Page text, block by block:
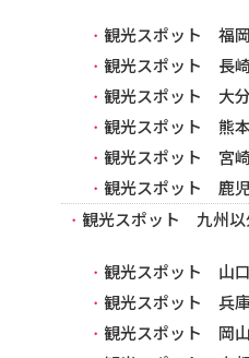
観光スポット 福岡
観光スポット 長
観光スポット 大
観光スポット 熊
観光スポット 宮
観光スポット 鹿
観光スポット 九州以
観光スポット 山口
観光スポット 兵
観光スポット 岡山